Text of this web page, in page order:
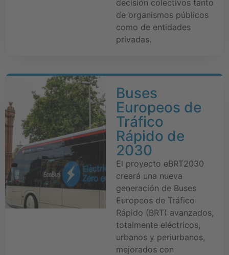
decisión colectivos tanto
de organismos públicos
como de entidades
privadas.
Buses
Europeos de
Tráfico
Rápido de
2030
El proyecto eBRT2030
creará una nueva
generación de Buses
Europeos de Tráfico
Rápido (BRT) avanzados,
totalmente eléctricos,
urbanos y periurbanos,
mejorados con